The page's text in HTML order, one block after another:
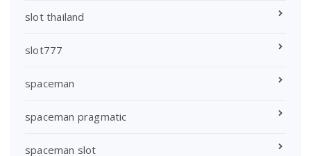
slot thailand
slot777
spaceman
spaceman pragmatic
spaceman slot